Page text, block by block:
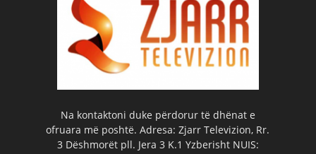
Na kontaktoni duke përdorur të dhënat e
ofruara më poshtë. Adresa: Zjarr Televizion, Rr.
3 Dëshmorët pll. Jera 3 K.1 Yzberisht NUIS: